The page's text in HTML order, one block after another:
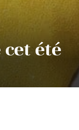
été